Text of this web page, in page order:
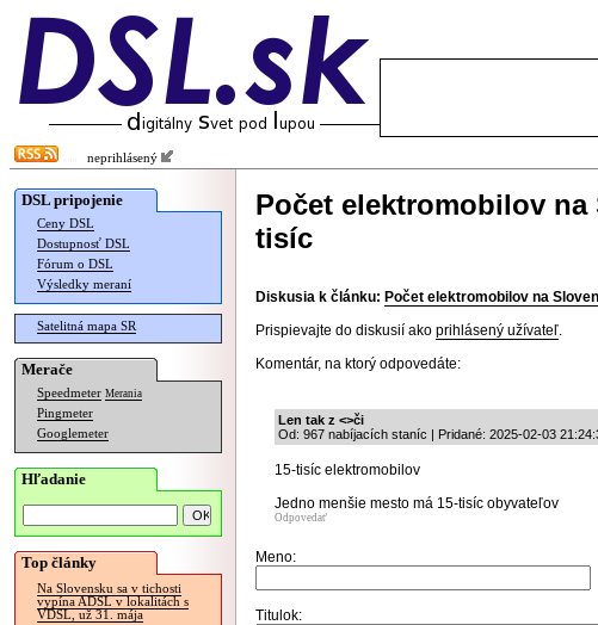
neprihlásený
DSL pripojenie
Ceny DSL
Dostupnosť DSL
Fórum o DSL
Výsledky meraní
Satelitná mapa SR
Merače
Speedmeter Merania
Pingmeter
Googlemeter
Hľadanie
Top články
Na Slovensku sa v tichosti
vypína ADSL v lokalitách s
VDSL, už 31. mája
Počet elektromobilov
tisíc
Diskusia k článku: Počet elektromobilov na
Prispievajte do diskusií ako prihlásený užívateľ.
Komentár, na ktorý odpovedáte:
Len tak z <>či
Od: 967 nabíjacích staníc | Pridané: 2025-02-03
15-tisíc elektromobilov
Jedno menšie mesto má 15-tisíc obyvateľov
Odpovedať
Meno:
Titulok: